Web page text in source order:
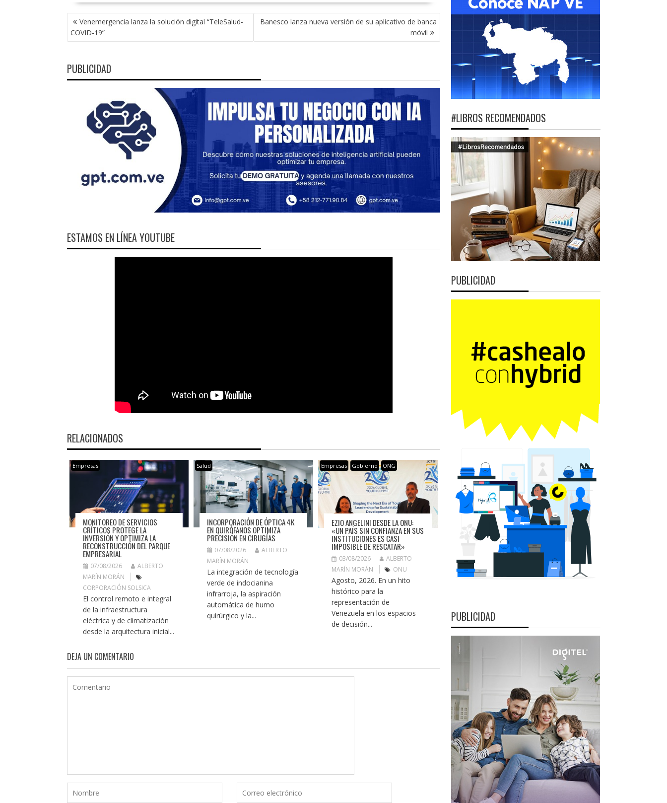
NAVEGACIÓN
DE
ENTRADAS
Venemergencia lanza la solución digital “TeleSalud-
COVID-19”
Banesco lanza nueva versión de su aplicativo de banca
móvil
PUBLICIDAD
ESTAMOS EN LÍNEA YOUTUBE
RELACIONADOS
Empresas
MONITOREO DE SERVICIOS
CRÍTICOS PROTEGE LA
INVERSIÓN Y OPTIMIZA LA
RECONSTRUCCIÓN DEL PARQUE
EMPRESARIAL
07/08/2026
ALBERTO
MARÍN MORÁN
CORPORACIÓN SOLSICA
El control remoto e integral
de la infraestructura
eléctrica y de climatización
desde la arquitectura inicial...
Salud
INCORPORACIÓN DE ÓPTICA 4K
EN QUIRÓFANOS OPTIMIZA
PRECISIÓN EN CIRUGÍAS
07/08/2026
ALBERTO
MARÍN MORÁN
La integración de tecnología
verde de indocianina
infrarroja, la aspiración
automática de humo
quirúrgico y la...
Empresas Gobierno ONG
EZIO ANGELINI DESDE LA ONU:
«UN PAÍS SIN CONFIANZA EN SUS
INSTITUCIONES ES CASI
IMPOSIBLE DE RESCATAR»
03/08/2026
ALBERTO
MARÍN MORÁN
ONU
Agosto, 2026. En un hito
histórico para la
representación de
Venezuela en los espacios
de decisión...
DEJA UN COMENTARIO
#LIBROS RECOMENDADOS
PUBLICIDAD
PUBLICIDAD